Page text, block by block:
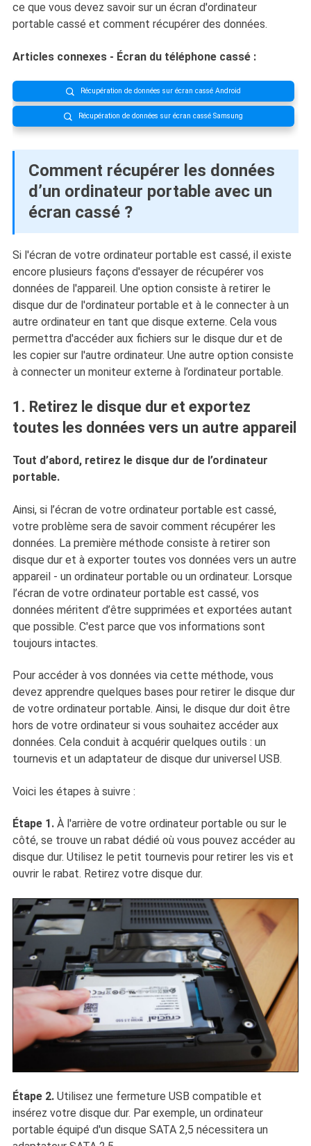
ce que vous devez savoir sur un écran d'ordinateur
portable cassé et comment récupérer des données.
Articles connexes - Écran du téléphone cassé :
 Récupération de données sur écran cassé Android
 Récupération de données sur écran cassé Samsung
Comment récupérer les données
d’un ordinateur portable avec un
écran cassé ?
Si l'écran de votre ordinateur portable est cassé, il existe
encore plusieurs façons d'essayer de récupérer vos
données de l'appareil. Une option consiste à retirer le
disque dur de l'ordinateur portable et à le connecter à un
autre ordinateur en tant que disque externe. Cela vous
permettra d'accéder aux fichiers sur le disque dur et de
les copier sur l'autre ordinateur. Une autre option consiste
à connecter un moniteur externe à l’ordinateur portable.
1. Retirez le disque dur et exportez
toutes les données vers un autre appareil
Tout d’abord, retirez le disque dur de l’ordinateur
portable.
Ainsi, si l’écran de votre ordinateur portable est cassé,
votre problème sera de savoir comment récupérer les
données. La première méthode consiste à retirer son
disque dur et à exporter toutes vos données vers un autre
appareil - un ordinateur portable ou un ordinateur. Lorsque
l’écran de votre ordinateur portable est cassé, vos
données méritent d’être supprimées et exportées autant
que possible. C'est parce que vos informations sont
toujours intactes.
Pour accéder à vos données via cette méthode, vous
devez apprendre quelques bases pour retirer le disque dur
de votre ordinateur portable. Ainsi, le disque dur doit être
hors de votre ordinateur si vous souhaitez accéder aux
données. Cela conduit à acquérir quelques outils : un
tournevis et un adaptateur de disque dur universel USB.
Voici les étapes à suivre :
Étape 1.À l'arrière de votre ordinateur portable ou sur le
côté, se trouve un rabat dédié où vous pouvez accéder au
disque dur. Utilisez le petit tournevis pour retirer les vis et
ouvrir le rabat. Retirez votre disque dur.
Étape 2.Utilisez une fermeture USB compatible et
insérez votre disque dur. Par exemple, un ordinateur
portable équipé d'un disque SATA 2,5 nécessitera un